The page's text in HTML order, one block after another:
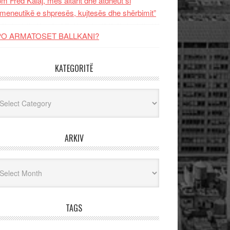
e shpresës, kujtesës dhe shërbimit”
ARMATOSET BALLKANI?
KATEGORITË
ARKIV
TAGS